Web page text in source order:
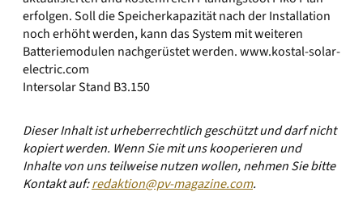
erfolgen. Soll die Speicherkapazität nach der Installation
noch erhöht werden, kann das System mit weiteren
Batteriemodulen nachgerüstet werden.www.kostal-solar-
electric.com
Intersolar Stand B3.150
Dieser Inhalt ist urheberrechtlich geschützt und darf nicht
kopiert werden. Wenn Sie mit uns kooperieren und
Inhalte von uns teilweise nutzen wollen, nehmen Sie bitte
Kontakt auf:redaktion@pv-magazine.com.